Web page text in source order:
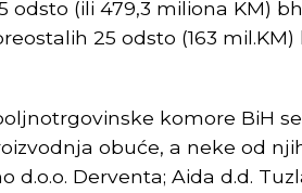
odsto (ili 479,3 miliona KM)
25 odsto (163 mil.KM)
komore BiH
obuće, a neke od
Derventa; Aida d.d.